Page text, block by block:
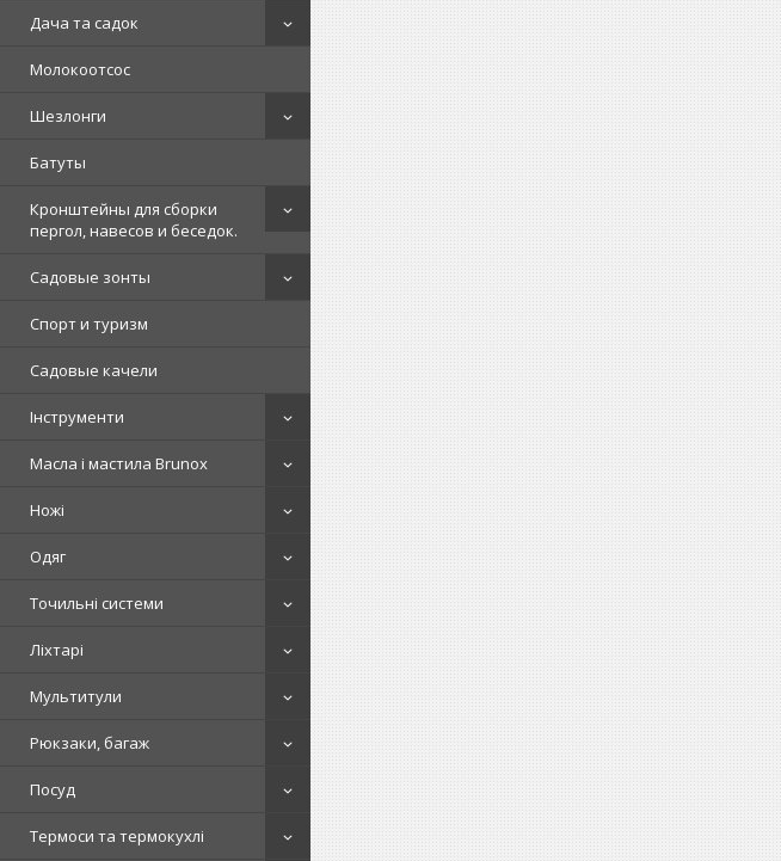
Дача та садок
Молокоотсос
Шезлонги
Батуты
Кронштейны для сборки
пергол, навесов и беседок.
Садовые зонты
Спорт и туризм
Садовые качели
Інструменти
Масла і мастила Brunox
Ножі
Одяг
Точильні системи
Ліхтарі
Мультитули
Рюкзаки, багаж
Посуд
Термоси та термокухлі